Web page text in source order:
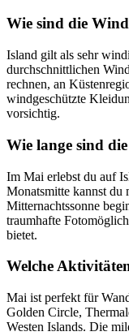
Wie sind die
Island gilt als sehr
durchschnittlichen
rechnen, an
windgeschützte
vorsichtig.
Wie lange sind
Im Mai erlebst du auf
Monatsmitte kannst du
Mitternachtssonne
traumhafte
bietet.
Welche
Mai ist perfekt für
Golden Circle,
Westen Islands. Die